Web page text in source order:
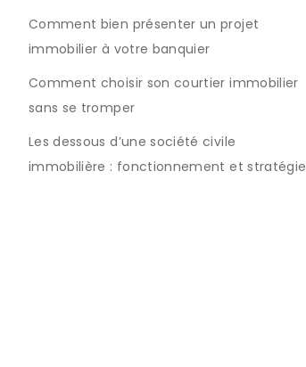
Comment bien présenter un projet
immobilier à votre banquier
Comment choisir son courtier immobilier
sans se tromper
Les dessous d’une société civile
immobilière : fonctionnement et stratégie